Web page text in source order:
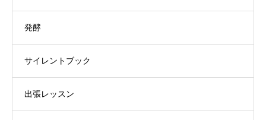
発酵
サイレントブック
出張レッスン